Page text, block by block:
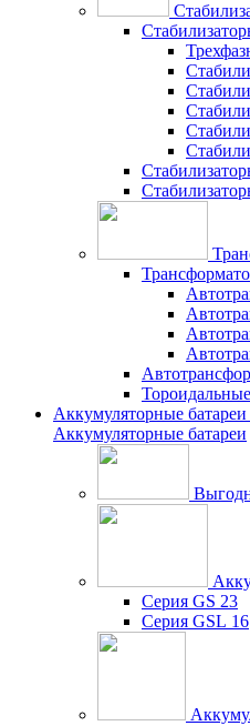
Аккумуляторные батареи
Аккумуляторные батареи
Серия GS 23
Серия GSL 16